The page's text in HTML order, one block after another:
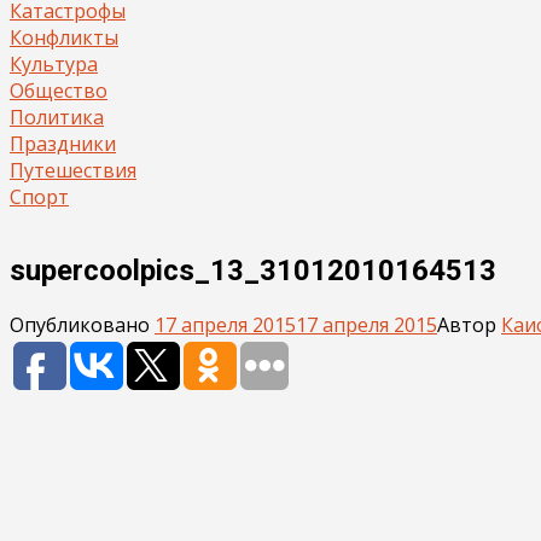
Катастрофы
Конфликты
Культура
Общество
Политика
Праздники
Путешествия
Спорт
supercoolpics_13_31012010164513
Опубликовано 17 апреля 201517 апреля 2015Автор